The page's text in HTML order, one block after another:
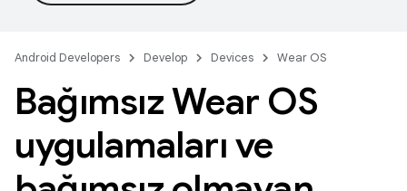
Android Developers Develop Devices Wear OS
Bağımsız Wear OS
uygulamaları ve